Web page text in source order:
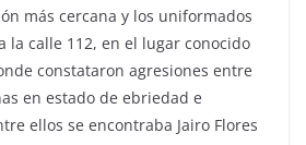
más cercana y los uniformados
la calle 112, en el lugar conocido
constataron agresiones entre
en estado de ebriedad e
ellos se encontraba Jairo Flores